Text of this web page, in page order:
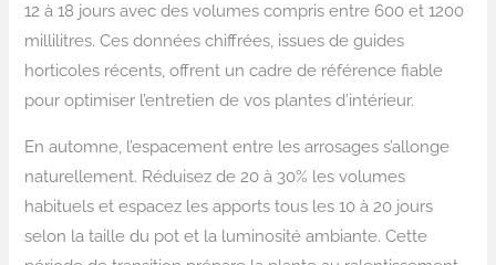
12 à 18 jours avec des volumes compris entre 600 et 1200
millilitres. Ces données chiffrées, issues de guides
horticoles récents, offrent un cadre de référence fiable
pour optimiser l’entretien de vos plantes d’intérieur.
En automne, l’espacement entre les arrosages s’allonge
naturellement. Réduisez de 20 à 30% les volumes
habituels et espacez les apports tous les 10 à 20 jours
selon la taille du pot et la luminosité ambiante. Cette